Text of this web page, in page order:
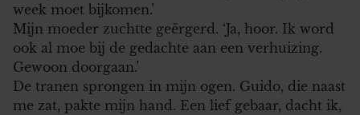
week moet bijkomen.’
Mijn moeder zuchtte geërgerd. ‘Ja, hoor. Ik word
ook al moe bij de gedachte aan een verhuizing.
Gewoon doorgaan.’
De tranen sprongen in mijn ogen. Guido, die naast
me zat, pakte mijn hand. Een lief gebaar, dacht ik,